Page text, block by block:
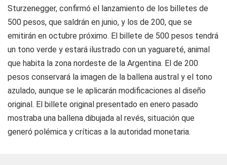
Sturzenegger, confirmó el lanzamiento de los billetes de
500 pesos, que saldrán en junio, y los de 200, que se
emitirán en octubre próximo. El billete de 500 pesos tendrá
un tono verde y estará ilustrado con un yaguareté, animal
que habita la zona nordeste de la Argentina. El de 200
pesos conservará la imagen de la ballena austral y el tono
azulado, aunque se le aplicarán modificaciones al diseño
original. El billete original presentado en enero pasado
mostraba una ballena dibujada al revés, situación que
generó polémica y críticas a la autoridad monetaria.